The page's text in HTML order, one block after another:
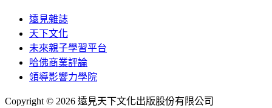
遠見雜誌
天下文化
未來親子學習平台
哈佛商業評論
領導影響力學院
Copyright © 2026 遠見天下文化出版股份有限公司